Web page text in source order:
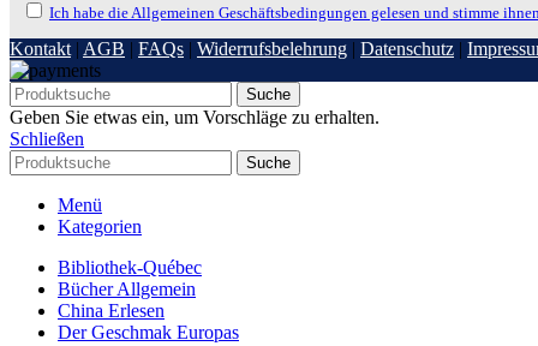
Ich habe die Allgemeinen Geschäftsbedingungen gelesen und stimme
Kontakt | AGB | FAQs | Widerrufsbelehrung | Datenschutz |
Suche
Geben Sie etwas ein, um Vorschläge zu erhalten.
Schließen
Suche
Menü
Kategorien
Bibliothek-Québec
Bücher Allgemein
China Erlesen
Der Geschmak Europas